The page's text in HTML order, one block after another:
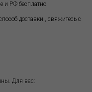
и РФ бесплатно
доставки , свяжитесь с
Для вас: